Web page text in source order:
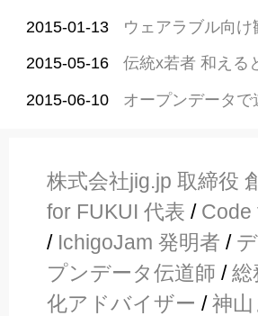
2015-01-13 ウェアラブル向
2015-05-16 伝統x若者 和える
2015-06-10 オープンデータ
株式会社jig.jp 取締役
for FUKUI 代表 / Code
/ IchigoJam 発明者 /
プンデータ伝道師 /総
化アドバイザー /神